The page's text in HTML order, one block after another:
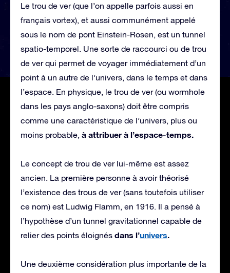
Le trou de ver (que l’on appelle parfois aussi en
français vortex), et aussi communément appelé
sous le nom de pont Einstein-Rosen, est un tunnel
spatio-temporel. Une sorte de raccourci ou de trou
de ver qui permet de voyager immédiatement d’un
point à un autre de l’univers, dans le temps et dans
l’espace. En physique, le trou de ver (ou wormhole
dans les pays anglo-saxons) doit être compris
comme une caractéristique de l’univers, plus ou
moins probable, à attribuer à l’espace-temps.
Le concept de trou de ver lui-même est assez
ancien. La première personne à avoir théorisé
l’existence des trous de ver (sans toutefois utiliser
ce nom) est Ludwig Flamm, en 1916. Il a pensé à
l’hypothèse d’un tunnel gravitationnel capable de
relier des points éloignés dans l’univers.
Une deuxième considération plus importante de la